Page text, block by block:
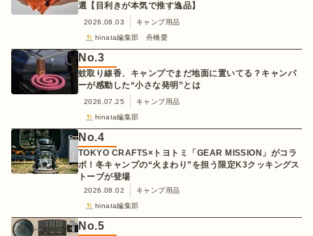
選【目利きが本気で推す逸品】
2026.08.03
キャンプ用品
hinata編集部 舟橋愛
No.3
蚊取り線香、キャンプでまだ地面に置いてる？キャンパ
ーが感動した“小さな発明”とは
2026.07.25
キャンプ用品
hinata編集部
No.4
TOKYO CRAFTS×トヨトミ「GEAR MISSION」がコラ
ボ！冬キャンプの“火まわり”を担う限定K3クッキングス
トーブが登場
2026.08.02
キャンプ用品
hinata編集部
No.5